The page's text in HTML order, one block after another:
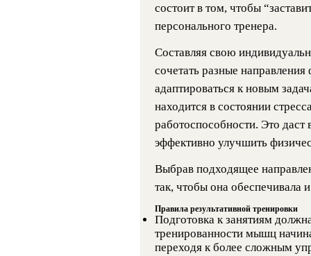
состоит в том, чтобы
персонального тренера.
Составляя свою
сочетать разные
адаптироваться к новым
находится в состоянии
работоспособности. Это
эффективно улучшить
Выбрав подходящее
так, чтобы она обеспечивала
Правила результативной тренировки
Подготовка к занятиям
тренированности мышц
переходя к более сложным